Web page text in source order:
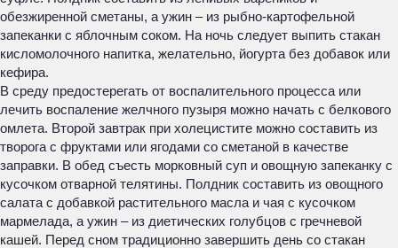
обезжиренной сметаны, а ужин – из рыбно-картофельной
запеканки с яблочным соком. На ночь следует выпить стакан
кисломолочного напитка, желательно, йогурта без добавок или
кефира.
В среду предостерегать от воспалительного процесса или
лечить воспаление желчного пузыря можно начать с белкового
омлета. Второй завтрак при холецистите можно составить из
творога с фруктами или ягодами со сметаной в качестве
заправки. В обед съесть морковный суп и овощную запеканку с
кусочком отварной телятины. Полдник составить из овощного
салата с добавкой растительного масла и чая с кусочком
мармелада, а ужин – из диетических голубцов с гречневой
кашей. Перед сном традиционно завершить день со стакан